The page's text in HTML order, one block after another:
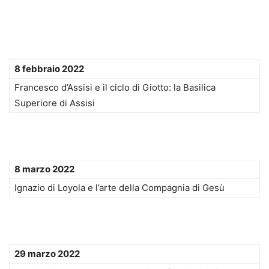
8 febbraio 2022
Francesco d’Assisi e il ciclo di Giotto: la Basilica
Superiore di Assisi
8 marzo 2022
Ignazio di Loyola e l’arte della Compagnia di Gesù
29 marzo 2022